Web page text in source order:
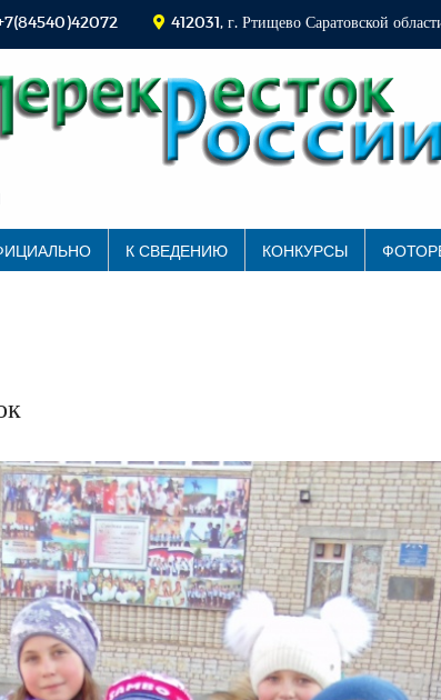
412031, г. Ртищево Саратовской
К СВЕДЕНИЮ КОНКУРСЫ